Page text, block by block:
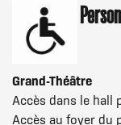
Grand-Théâtre
Accès dans le hall
Accès au foyer du